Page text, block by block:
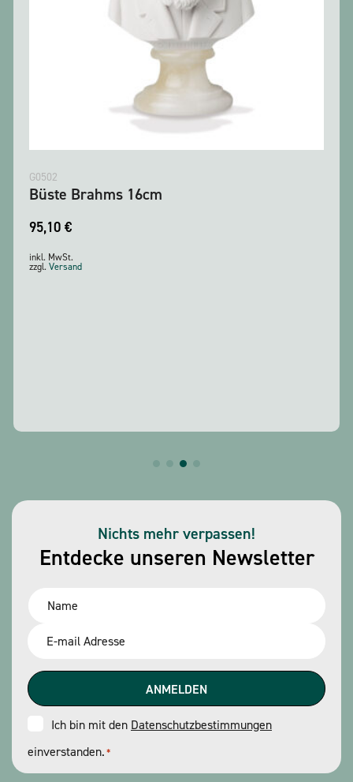
G0502
Büste Brahms 16cm
95,10 €
inkl. MwSt.
zzgl. Versand
Entdecke unseren Newsletter
Nichts mehr verpassen!
Consent
*
Ich bin mit den Datenschutzbestimmungen
einverstanden.*